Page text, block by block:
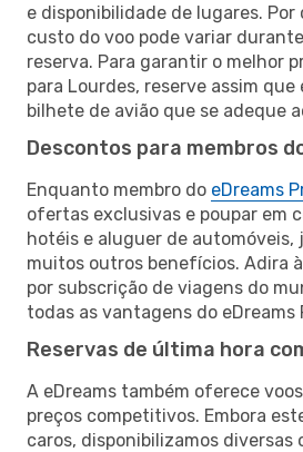
e disponibilidade de lugares.
custo do voo pode variar
reserva. Para garantir o melhor
para Lourdes, reserve assim
bilhete de avião que se adeque
Descontos para membros
Enquanto membro do eDreams
ofertas exclusivas e poupar em
hotéis e aluguer de
muitos outros benefícios. Adira
por subscrição de viagens do
todas as vantagens do eDreams
Reservas de última hora
A eDreams também oferece
preços competitivos. Embora
caros, disponibilizamos diversas